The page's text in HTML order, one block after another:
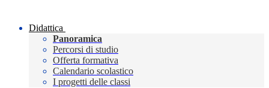
Didattica
Panoramica
Percorsi di studio
Offerta formativa
Calendario scolastico
I progetti delle classi